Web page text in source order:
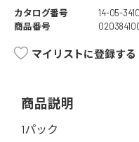
カタログ番号
14-05-
商品番号
マイリストに登録する
商品説明
1パック